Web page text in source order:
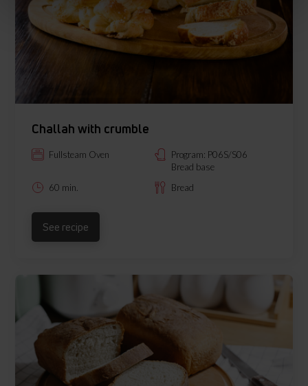
Challah with crumble
Fullsteam Oven
Program: P06S/S06
Bread base
60 min.
Bread
See recipe